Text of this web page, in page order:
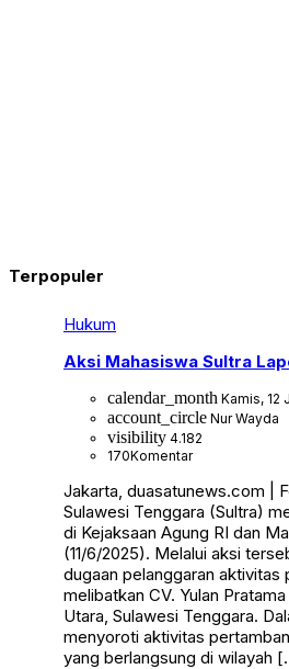
Terpopuler
Hukum
Aksi Mahasiswa Sultra
calendar_month Kamis, 12
account_circle Nur Wayda
visibility 4.182
170Komentar
Jakarta, duasatunews.com |
Sulawesi Tenggara (Sultra)
di Kejaksaan Agung RI dan
(11/6/2025). Melalui aksi
dugaan pelanggaran aktivitas
melibatkan CV. Yulan
Utara, Sulawesi Tenggara.
menyoroti aktivitas
yang berlangsung di wilayah